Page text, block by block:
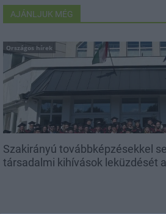
AJÁNLJUK MÉG
Országos hírek
Szakirányú továbbképzésekkel
társadalmi kihívások leküzdését